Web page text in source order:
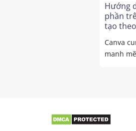
Hướng
phần
tạo
Canva
mạnh